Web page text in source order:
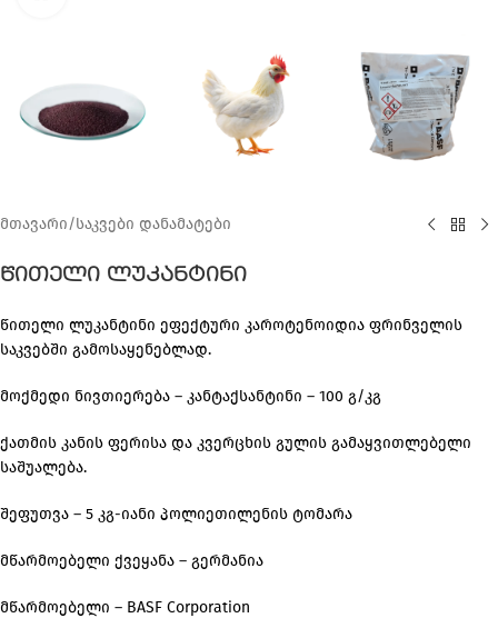
მთავარი/საკვები დანამატები
წითელი ლუკანტინი
წითელი ლუკანტინი ეფექტური კაროტენოიდია ფრინველის
საკვებში გამოსაყენებლად.
მოქმედი ნივთიერება – კანტაქსანტინი – 100 გ/კგ
ქათმის კანის ფერისა და კვერცხის გულის გამაყვითლებელი
საშუალება.
შეფუთვა – 5 კგ-იანი პოლიეთილენის ტომარა
მწარმოებელი ქვეყანა – გერმანია
მწარმოებელი – BASF Corporation